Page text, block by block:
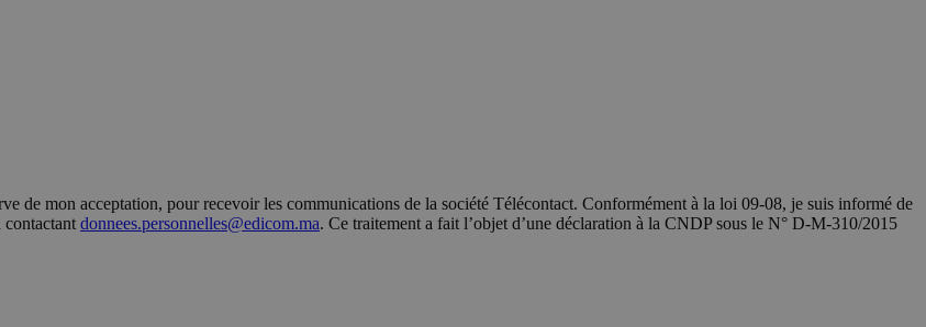
de mon acceptation, pour recevoir les communications de la société Télécontact. Conformément à la loi 09-08, je suis informé de
contactant donnees.personnelles@edicom.ma. Ce traitement a fait l’objet d’une déclaration à la CNDP sous le N° D-M-310/2015